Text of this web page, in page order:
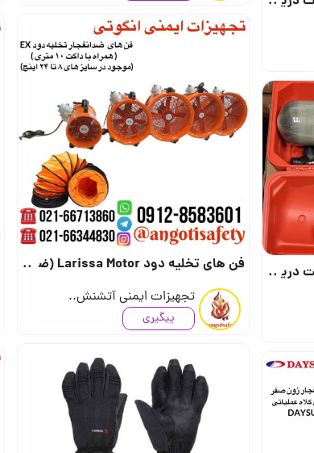
فن های تخلیه دود Larissa Motor (ضد انفجار و جرقه EX )✅ ( موجود در سایز های 8 تا 24..
تجهیزات ایمنی آتشنش..
پیگیری